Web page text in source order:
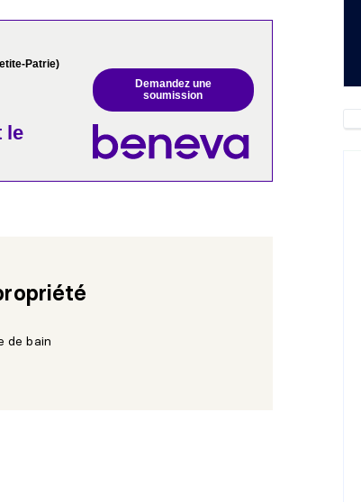
Patrie)
le
Demandez une
soumission
de bain